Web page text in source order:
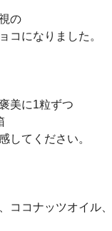
の
コになりました。
美に1粒ずつ
してください。
ココナッツオイル